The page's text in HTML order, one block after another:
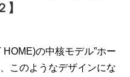
の中核モデル”ホー
このようなデザインにな